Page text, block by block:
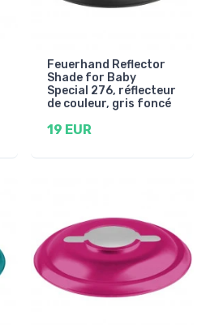
Feuerhand Reflector
Shade for Baby
Special 276, réflecteur
de couleur, gris foncé
19 EUR